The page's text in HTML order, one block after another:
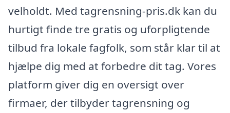
velholdt. Med tagrensning-pris.dk kan du
hurtigt finde tre gratis og uforpligtende
tilbud fra lokale fagfolk, som står klar til at
hjælpe dig med at forbedre dit tag. Vores
platform giver dig en oversigt over
firmaer, der tilbyder tagrensning og